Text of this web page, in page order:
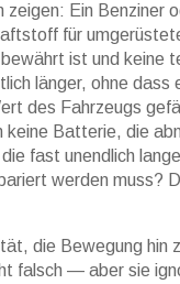
zeigen: Ein Benziner
für
ist und keine
länger, ohne dass
des Fahrzeugs
keine Batterie, die
fast unendlich
werden muss?
, die Bewegung hin
falsch — aber sie